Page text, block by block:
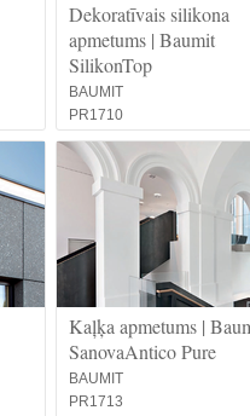
Dekoratīvais silikona
apmetums | Baumit
SilikonTop
BAUMIT
PR1710
Kaļķa apmetums |
SanovaAntico Pure
BAUMIT
PR1713